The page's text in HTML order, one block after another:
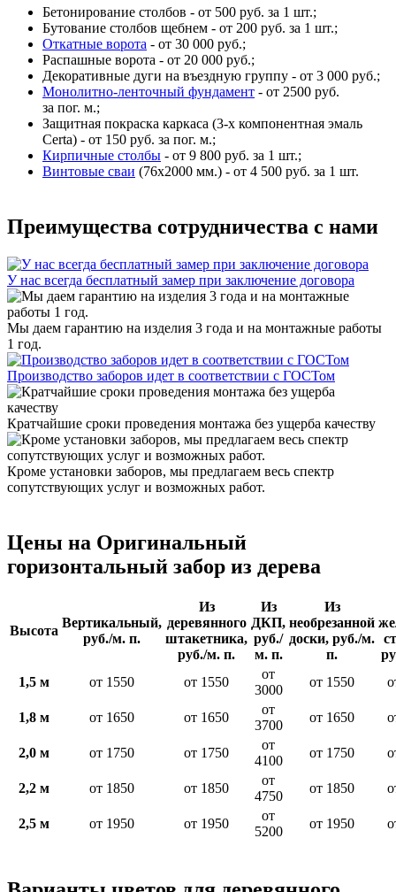
Бетонирование столбов - от 500 руб. за 1 шт.;
Бутование столбов щебнем - от 200 руб. за 1 шт.;
Откатные ворота - от 30 000 руб.;
Распашные ворота - от 20 000 руб.;
Декоративные дуги на въездную группу - от 3 000 руб.;
Монолитно-ленточный фундамент - от 2500 руб.
за пог. м.;
Защитная покраска каркаса (3-х компонентная эмаль
Certa) - от 150 руб. за пог. м.;
Кирпичные столбы - от 9 800 руб. за 1 шт.;
Винтовые сваи (76x2000 мм.) - от 4 500 руб. за 1 шт.
Преимущества сотрудничества с нами
У нас всегда бесплатный замер при заключение договора
Мы даем гарантию на изделия 3 года и на монтажные работы
1 год.
Производство заборов идет в соответствии с ГОСТом
Кратчайшие сроки проведения монтажа без ущерба качеству
Кроме установки заборов, мы предлагаем весь спектр
сопутствующих услуг и возможных работ.
Цены на Оригинальный
горизонтальный забор из дерева
Высота
Вертикальный,
руб./м. п.
Из
деревянного
штакетника,
руб./м. п.
Из
ДКП,
руб./
м. п.
Из
необрезанной
доски, руб./м.
п.
1,5 м
от 1550 от 1550
от
3000
от 1550
1,8 м от 1650 от 1650
от
3700
от 1650
2,0 м от 1750 от 1750
от
4100
от 1750
2,2 м от 1850 от 1850
от
4750
от 1850
2,5 м от 1950 от 1950
от
5200
от 1950